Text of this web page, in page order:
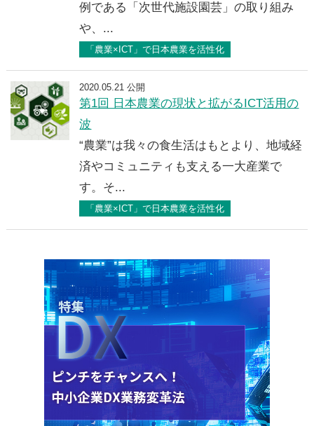
例である「次世代施設園芸」の取り組み
や、...
「農業×ICT」で日本農業を活性化
2020.05.21 公開
第1回 日本農業の現状と拡がるICT活用の
波
“農業”は我々の食生活はもとより、地域経
済やコミュニティも支える一大産業で
す。そ...
「農業×ICT」で日本農業を活性化